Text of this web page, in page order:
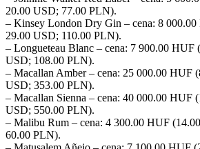
20.00 USD; 77.00 PLN).
– Kinsey London Dry Gin – cena: 8
29.00 USD; 110.00 PLN).
– Longueteau Blanc – cena: 7 900.00 HUF
USD; 108.00 PLN).
– Macallan Amber – cena: 25 000.00 HUF
USD; 353.00 PLN).
– Macallan Sienna – cena: 40 000.00 HUF
USD; 550.00 PLN).
– Malibu Rum – cena: 4 300.00 HUF
60.00 PLN).